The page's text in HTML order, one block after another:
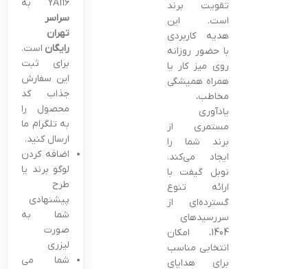
تقویت برند
است. این
هدیه کاربردی
با حضور روزانه
روی میز کار یا
همراه همیشگی
مخاطب،
یادآوری
مستمری از
برند شما را
ایجاد می‌کند.
نوبل گیفت با
ارائه تنوع
گسترده‌ای از
سررسیدهای
1404، امکان
انتخابی مناسب
برای هدایای
YA116 به
سراسر
تهران
رایگان است.
برای ثبت
این سفارش
جذاب کد
محصول را
به تلگرام ما
ارسال کنید.
اضافه کردن
لوگو برند یا
طرح
پیشنهادی
شما به
صورت
لیزری
شما می